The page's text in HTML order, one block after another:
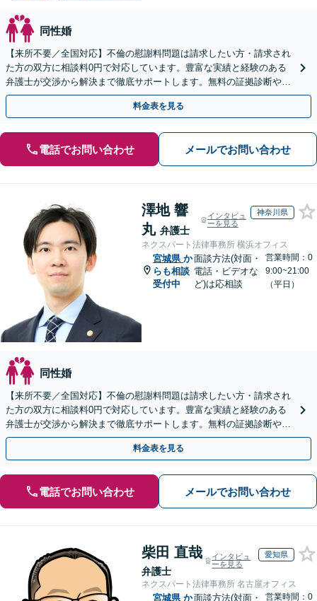
同性婚
【来所不要／全国対応】不倫の慰謝料問題は請求したい方・請求され
た方の双方に相談料0円で対応しています。豊富な実績と経験のある
弁護士が交渉から解決まで徹底サポートします。無料の証拠診断や着
手金の返還保証もありますので安心してご相談ください。
料金表を見る
電話でお問い合わせ メールでお問い合わせ
澤地 響
丸 弁護士
インタビュ
ーを見る
神奈川県
ネクスパート法律事務所 横浜オフィス
宮城県 か
らも相談
受付中
面談方法(対面・
電話・ビデオな
ど)は応相談
営業時間：0
9:00~21:00
（平日）
同性婚
【来所不要／全国対応】不倫の慰謝料問題は請求したい方・請求され
た方の双方に相談料0円で対応しています。豊富な実績と経験のある
弁護士が交渉から解決まで徹底サポートします。無料の証拠診断や着
手金の返還保証もありますので安心してご相談ください。
料金表を見る
電話でお問い合わせ メールでお問い合わせ
柴田 直哉
弁護士
インタビュ
ーを見る
愛知県
ネクスパート法律事務所 名古屋オフィス
宮城県 か面談方法(対面・ 営業時間：0